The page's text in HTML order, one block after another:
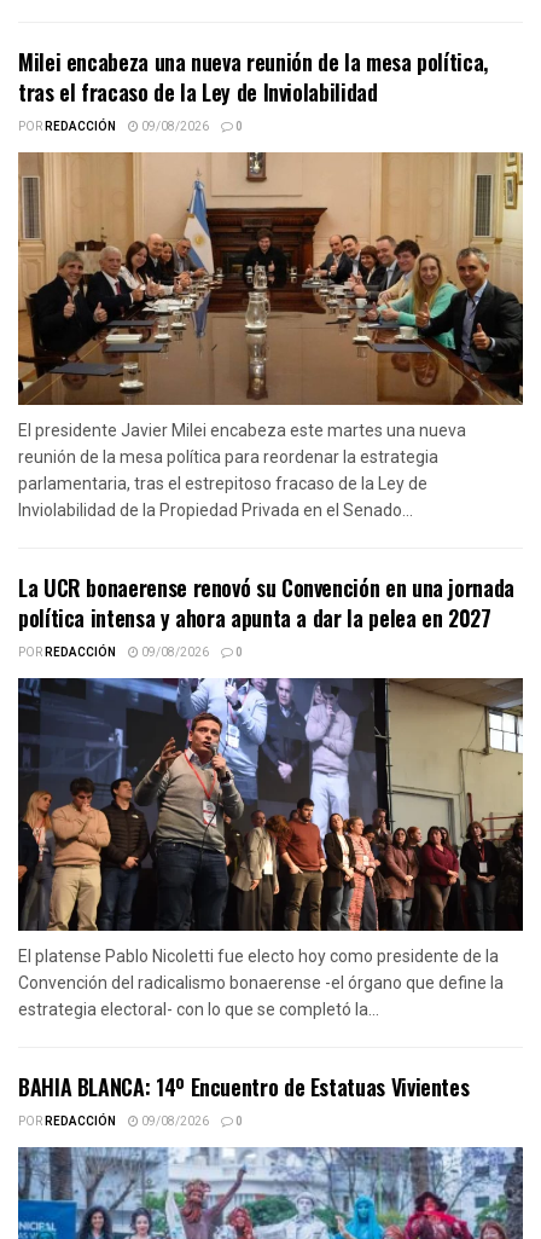
Milei encabeza una nueva reunión de la mesa política,
tras el fracaso de la Ley de Inviolabilidad
PORREDACCIÓN 09/08/2026 0
El presidente Javier Milei encabeza este martes una nueva
reunión de la mesa política para reordenar la estrategia
parlamentaria, tras el estrepitoso fracaso de la Ley de
Inviolabilidad de la Propiedad Privada en el Senado...
La UCR bonaerense renovó su Convención en una jornada
política intensa y ahora apunta a dar la pelea en 2027
PORREDACCIÓN 09/08/2026 0
El platense Pablo Nicoletti fue electo hoy como presidente de la
Convención del radicalismo bonaerense -el órgano que define la
estrategia electoral- con lo que se completó la...
BAHIA BLANCA: 14º Encuentro de Estatuas Vivientes
PORREDACCIÓN 09/08/2026 0